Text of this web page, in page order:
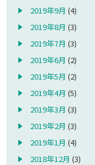
2019年9月 (4)
2019年8月 (3)
2019年7月 (3)
2019年6月 (2)
2019年5月 (2)
2019年4月 (5)
2019年3月 (3)
2019年2月 (3)
2019年1月 (4)
2018年12月 (3)